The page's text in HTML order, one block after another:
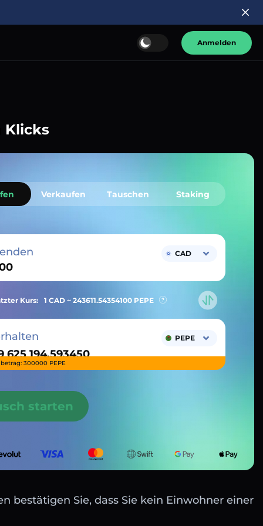
Anmelden
Klicks
Verkaufen Tauschen Staking
CAD
Kurs: 1 CAD ~ 243611.54354100 PEPE
PEPE
300000 PEPE
starten
bestätigen Sie, dass Sie kein Einwohner einer